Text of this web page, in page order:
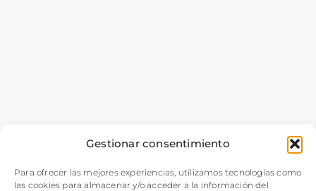
Gestionar consentimiento
Para ofrecer las mejores experiencias, utilizamos tecnologías como
las cookies para almacenar y/o acceder a la información del